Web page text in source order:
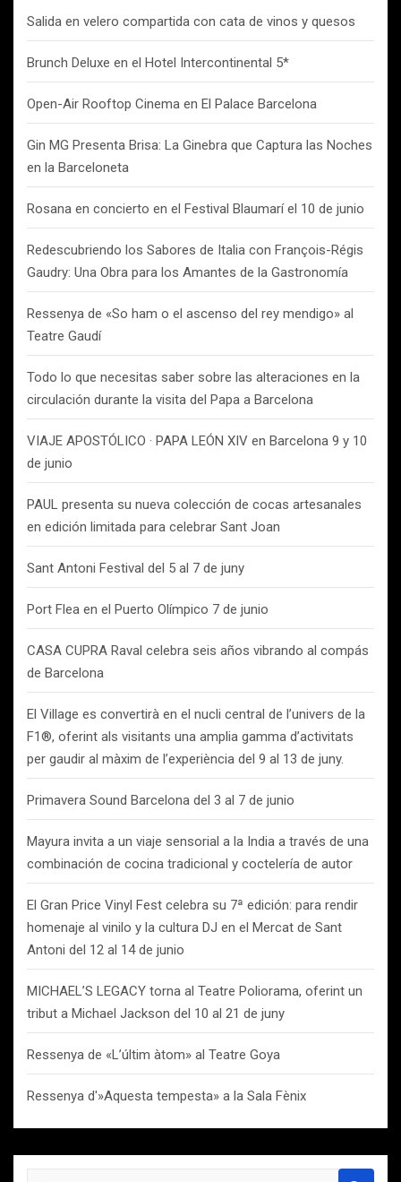
Salida en velero compartida con cata de vinos y quesos
Brunch Deluxe en el Hotel Intercontinental 5*
Open-Air Rooftop Cinema en El Palace Barcelona
Gin MG Presenta Brisa: La Ginebra que Captura las Noches
en la Barceloneta
Rosana en concierto en el Festival Blaumarí el 10 de junio
Redescubriendo los Sabores de Italia con François-Régis
Gaudry: Una Obra para los Amantes de la Gastronomía
Ressenya de «So ham o el ascenso del rey mendigo» al
Teatre Gaudí
Todo lo que necesitas saber sobre las alteraciones en la
circulación durante la visita del Papa a Barcelona
VIAJE APOSTÓLICO · PAPA LEÓN XIV en Barcelona 9 y 10
de junio
PAUL presenta su nueva colección de cocas artesanales
en edición limitada para celebrar Sant Joan
Sant Antoni Festival del 5 al 7 de juny
Port Flea en el Puerto Olímpico 7 de junio
CASA CUPRA Raval celebra seis años vibrando al compás
de Barcelona
El Village es convertirà en el nucli central de l’univers de la
F1®, oferint als visitants una amplia gamma d’activitats
per gaudir al màxim de l’experiència del 9 al 13 de juny.
Primavera Sound Barcelona del 3 al 7 de junio
Mayura invita a un viaje sensorial a la India a través de una
combinación de cocina tradicional y coctelería de autor
El Gran Price Vinyl Fest celebra su 7ª edición: para rendir
homenaje al vinilo y la cultura DJ en el Mercat de Sant
Antoni del 12 al 14 de junio
MICHAEL’S LEGACY torna al Teatre Poliorama, oferint un
tribut a Michael Jackson del 10 al 21 de juny
Ressenya de «L’últim àtom» al Teatre Goya
Ressenya d'»Aquesta tempesta» a la Sala Fènix